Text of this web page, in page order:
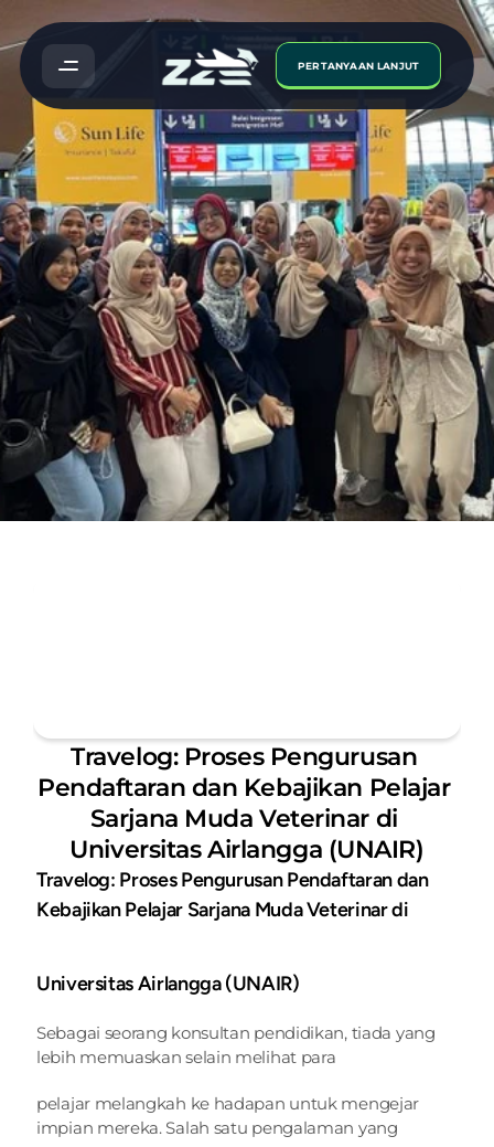
PERTANYAAN LANJUT
Travelog: Proses Pengurusan
Pendaftaran dan Kebajikan Pelajar
Sarjana Muda Veterinar di
Universitas Airlangga (UNAIR)
Travelog: Proses Pengurusan
Pendaftaran dan Kebajikan Pelajar
Sarjana Muda Veterinar di
Universitas Airlangga (UNAIR)
Travelog: Proses Pengurusan Pendaftaran dan
Kebajikan Pelajar Sarjana Muda Veterinar di
Universitas Airlangga (UNAIR)
Sebagai seorang konsultan pendidikan, tiada yang
lebih memuaskan selain melihat para
pelajar melangkah ke hadapan untuk mengejar
impian mereka. Salah satu pengalaman yang